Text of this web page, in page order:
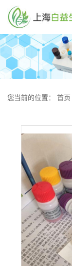
您当前的位置： 首页